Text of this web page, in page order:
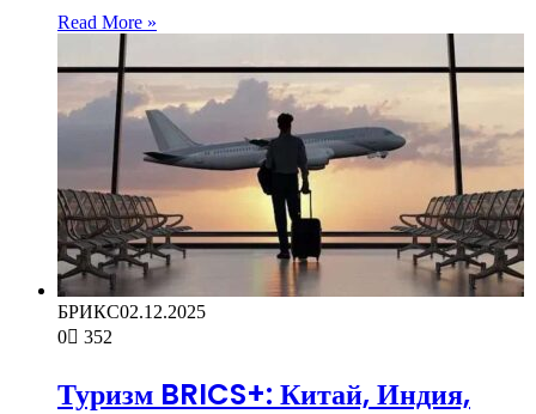
Read More »
БРИКС02.12.2025
0
352
Туризм BRICS+: Китай, Индия,